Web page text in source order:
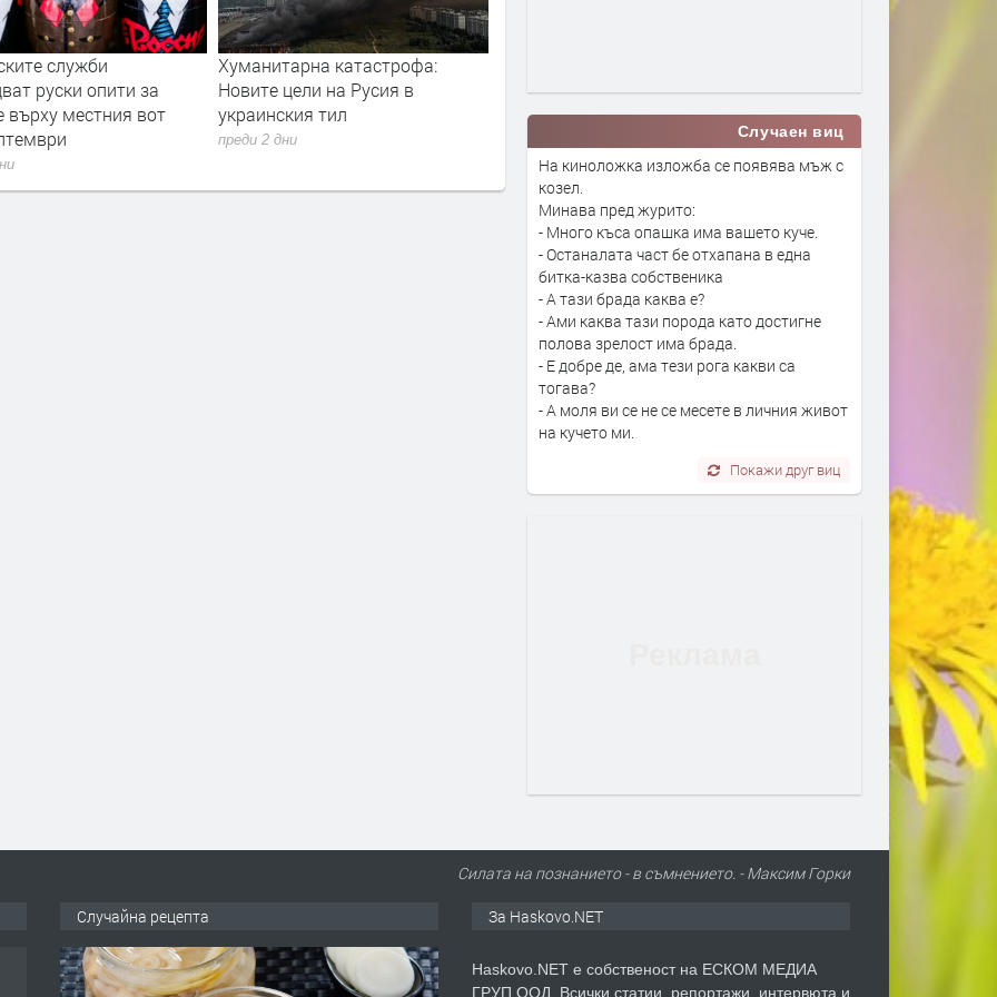
катастрофа:
на Русия в
тил
Дрон с експлозив е открит на
летището в Лайпциг
преди 2 дни
виновен – Испания, Мароко или
трафикантите?
от космоса:
огнените стихии
преди 2 дни
Случаен виц
На киноложка изложба се появява мъж с
козел.
Минава пред журито:
- Много къса опашка има вашето куче.
- Останалата част бе отхапана в една
битка-казва собственика
- А тази брада каква е?
- Ами каква тази порода като достигне
полова зрелост има брада.
- Е добре де, ама тези рога какви са
тогава?
- А моля ви се не се месете в личния живот
на кучето ми.
Покажи друг виц
Силата на познанието - в съмнението. - Максим Горки
Случайна рецепта За Haskovo.NET
Haskovo.NET е собственост на ЕСКОМ МЕДИА
ГРУП ООД. Всички статии, репортажи, интервюта и